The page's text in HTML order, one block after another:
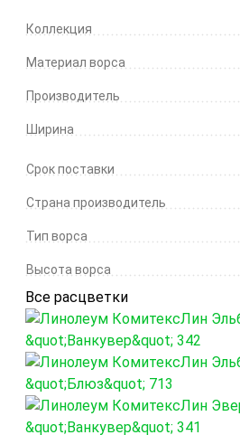
Коллекция
Материал ворса
Производитель
Ширина
Срок поставки
Страна производитель
Тип ворса
Высота ворса
Все расцветки